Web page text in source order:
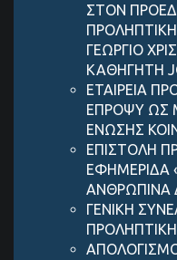
ΣΤΟΝ
ΓΕΩΡΓΙΟ
ΚΑΘΗΓΗΤΗ
ΕΤΑΙΡΕΙΑ
ΕΠΡΟΨΥ ΩΣ
ΕΝΩΣΗΣ
ΕΠΙΣΤΟΛΗ
ΕΦΗΜΕΡΙΔΑ
ΑΝΘΡΩΠΙΝΑ
ΓΕΝΙΚΗ